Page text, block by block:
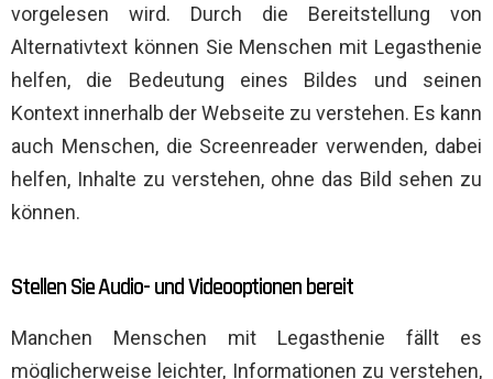
vorgelesen wird. Durch die Bereitstellung von
Alternativtext können Sie Menschen mit Legasthenie
helfen, die Bedeutung eines Bildes und seinen
Kontext innerhalb der Webseite zu verstehen. Es kann
auch Menschen, die Screenreader verwenden, dabei
helfen, Inhalte zu verstehen, ohne das Bild sehen zu
können.
Stellen Sie Audio- und Videooptionen bereit
Manchen Menschen mit Legasthenie fällt es
möglicherweise leichter, Informationen zu verstehen,